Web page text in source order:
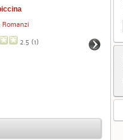
Romanzi
2.5 (1)